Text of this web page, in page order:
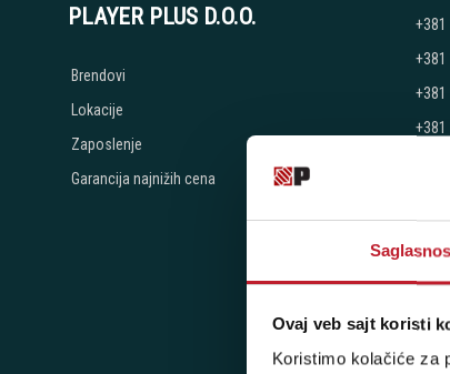
Ovaj veb sajt koristi
Koristimo kolačiće za
+381
+381
+381
+381
Novi
PLAYER PLUS D.O.O.
Brendovi
Lokacije
Zaposlenje
Garancija najnižih cena